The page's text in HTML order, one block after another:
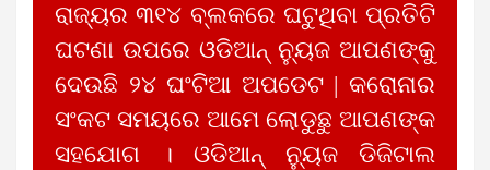
ରାଜ୍ୟର ୩୧୪ ବ୍ଲକରେ ଘଟୁଥିବା ପ୍ରତିଟି
ଘଟଣା ଉପରେ ଓଡିଆନ୍ ନ୍ୟୁଜ ଆପଣଙ୍କୁ
ଦେଉଛି ୨୪ ଘଂଟିଆ ଅପଡେଟ | କରୋନାର
ସଂକଟ ସମୟରେ ଆମେ ଲୋଡୁଛୁ ଆପଣଙ୍କ
ସହଯୋଗ । ଓଡିଆନ୍ ନ୍ୟୁଜ ଡିଜିଟାଲ